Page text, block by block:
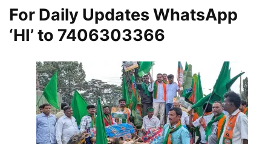
For Daily Updates WhatsApp
‘HI’ to 7406303366